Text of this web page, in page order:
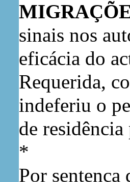
sinais nos
eficácia do
Requerida,
indeferiu o
de
*
Por